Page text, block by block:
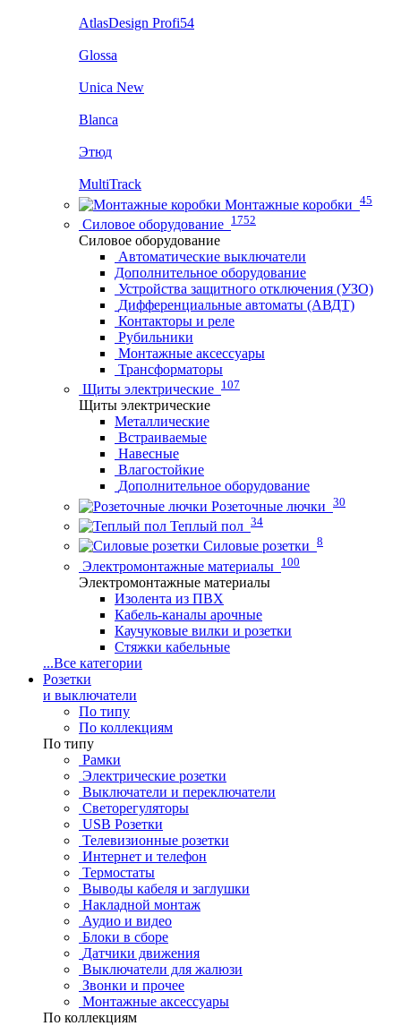
AtlasDesign Profi54
Glossa
Unica New
Blanca
Этюд
MultiTrack
Монтажные коробки 45
Силовое оборудование 1752
Силовое оборудование
Автоматические выключатели
Дополнительное оборудование
Устройства защитного отключения (УЗО)
Дифференциальные автоматы (АВДТ)
Контакторы и реле
Рубильники
Монтажные аксессуары
Трансформаторы
Щиты электрические 107
Щиты электрические
Металлические
Встраиваемые
Навесные
Влагостойкие
Дополнительное оборудование
Розеточные лючки 30
Теплый пол 34
Силовые розетки 8
Электромонтажные материалы 100
Электромонтажные материалы
Изолента из ПВХ
Кабель-каналы арочные
Каучуковые вилки и розетки
Стяжки кабельные
...Все категории
Розетки
и выключатели
По типу
По коллекциям
По типу
Рамки
Электрические розетки
Выключатели и переключатели
Светорегуляторы
USB Розетки
Телевизионные розетки
Интернет и телефон
Термостаты
Выводы кабеля и заглушки
Накладной монтаж
Аудио и видео
Блоки в сборе
Датчики движения
Выключатели для жалюзи
Звонки и прочее
Монтажные аксессуары
По коллекциям